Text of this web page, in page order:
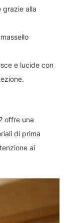
grazie alla
e lucide con
offre una
di prima
ai